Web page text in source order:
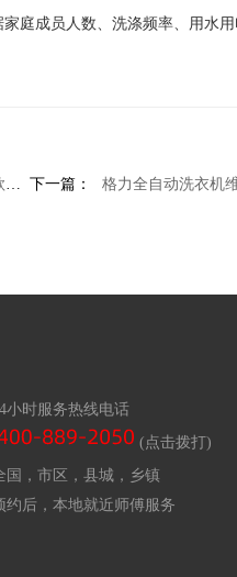
庭成员人数、洗涤频率、用水
下一篇： 格力全自动洗衣机维
小时服务热线电话
(点击拨打)
国，市区，县城，乡镇
约后，本地就近师傅服务